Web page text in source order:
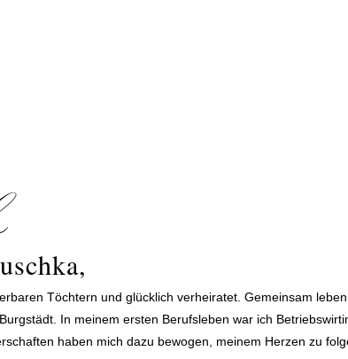
Töchtern und glücklich verheiratet. Gemeinsam
In meinem ersten Berufsleben war ich
haben mich dazu bewogen, meinem Herzen zu